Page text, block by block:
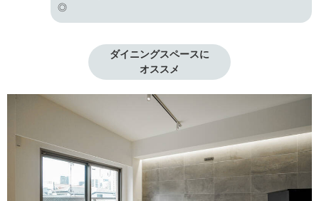
◎
ダイニングスペースに
オススメ